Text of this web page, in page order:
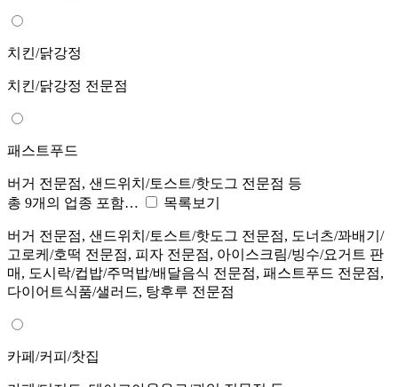
치킨/닭강정
치킨/닭강정 전문점
패스트푸드
버거 전문점, 샌드위치/토스트/핫도그 전문점 등
총 9개의 업종 포함…
목록보기
버거 전문점, 샌드위치/토스트/핫도그 전문점, 도너츠/꽈배기/
고로케/호떡 전문점, 피자 전문점, 아이스크림/빙수/요거트 판
매, 도시락/컵밥/주먹밥/배달음식 전문점, 패스트푸드 전문점,
다이어트식품/샐러드, 탕후루 전문점
카페/커피/찻집